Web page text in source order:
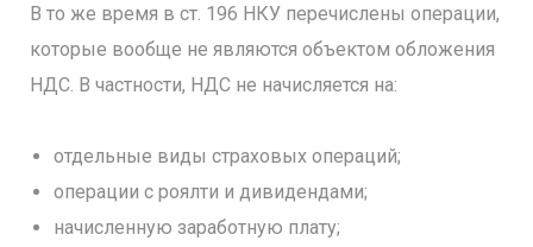
В то же время в ст. 196 НКУ перечислены операции,
которые вообще не являются объектом обложения
НДС. В частности, НДС не начисляется на:
отдельные виды страховых операций;
операции с роялти и дивидендами;
начисленную заработную плату;